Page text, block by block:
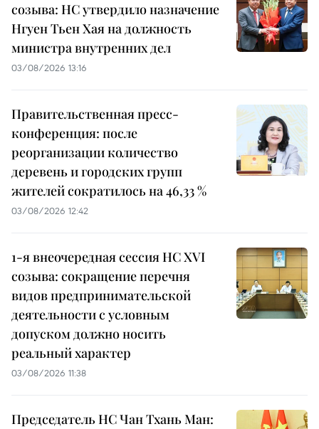
созыва: НС утвердило назначение
Нгуен Тьен Хая на должность
министра внутренних дел
03/08/2026 13:16
Правительственная пресс-
конференция: после
реорганизации количество
деревень и городских групп
жителей сократилось на 46,33 %
03/08/2026 12:42
1-я внеочередная сессия НС XVI
созыва: сокращение перечня
видов предпринимательской
деятельности с условным
допуском должно носить
реальный характер
03/08/2026 11:38
Председатель НС Чан Тхань Ман: